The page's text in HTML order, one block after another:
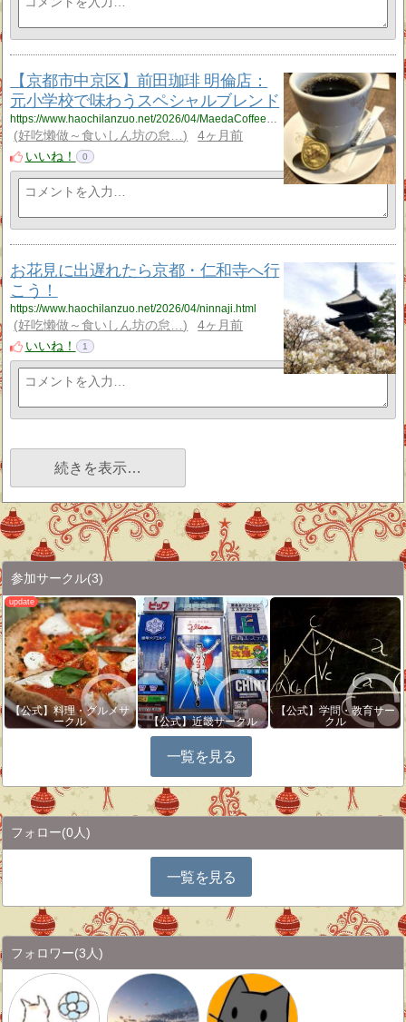
【京都市中京区】前田珈琲 明倫店：
元小学校で味わうスペシャルブレンド
https://www.haochilanzuo.net/2026/04/MaedaCoffeeMeirin.html
好吃懒做～食いしん坊の怠…
4ヶ月前
いいね！
0
お花見に出遅れたら京都・仁和寺へ行
こう！
https://www.haochilanzuo.net/2026/04/ninnaji.html
好吃懒做～食いしん坊の怠…
4ヶ月前
いいね！
1
続きを表示…
参加サークル(3)
【公式】料理・グルメサ
ークル
【公式】近畿サークル
【公式】学問・教育サー
クル
一覧を見る
フォロー(0人)
一覧を見る
フォロワー(3人)